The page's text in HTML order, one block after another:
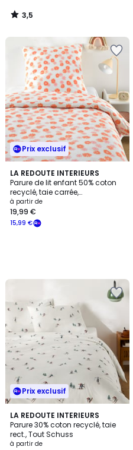
3,5
/
Prix exclusif
LA REDOUTE INTERIEURS
Parure de lit enfant 50% coton
recyclé, taie carrée,
MARGUERITES
à partir de
15,99 €
19,99 €
Prix exclusif
LA REDOUTE INTERIEURS
Parure 30% coton recyclé, taie
rect., Tout Schuss
à partir de
5
/
5